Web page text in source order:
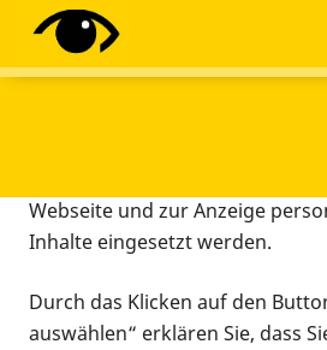
Diese Webseite setzt
Tracking-Tools ein. Dies
Webseite und zur Anzeige
Inhalte eingesetzt werden.
Durch das Klicken auf den
auswählen“ erklären Sie, dass